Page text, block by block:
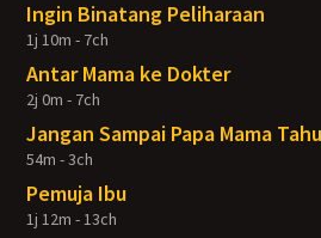
Ingin Binatang Peliharaan
1j 10m - 7ch
Antar Mama ke Dokter
2j 0m - 7ch
Jangan Sampai Papa Mama
54m - 3ch
Pemuja Ibu
1j 12m - 13ch